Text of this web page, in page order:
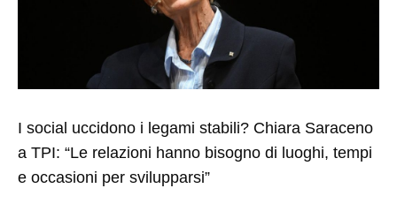
I social uccidono i legami stabili? Chiara Saraceno
a TPI: “Le relazioni hanno bisogno di luoghi, tempi
e occasioni per svilupparsi”